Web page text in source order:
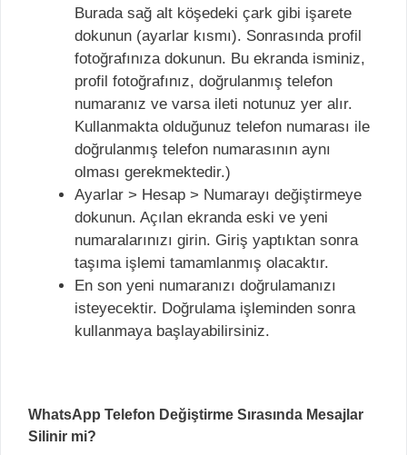
Burada sağ alt köşedeki çark gibi işarete
dokunun (ayarlar kısmı). Sonrasında profil
fotoğrafınıza dokunun. Bu ekranda isminiz,
profil fotoğrafınız, doğrulanmış telefon
numaranız ve varsa ileti notunuz yer alır.
Kullanmakta olduğunuz telefon numarası ile
doğrulanmış telefon numarasının aynı
olması gerekmektedir.)
Ayarlar > Hesap > Numarayı değiştirmeye
dokunun. Açılan ekranda eski ve yeni
numaralarınızı girin. Giriş yaptıktan sonra
taşıma işlemi tamamlanmış olacaktır.
En son yeni numaranızı doğrulamanızı
isteyecektir. Doğrulama işleminden sonra
kullanmaya başlayabilirsiniz.
WhatsApp Telefon Değiştirme Sırasında Mesajlar
Silinir mi?